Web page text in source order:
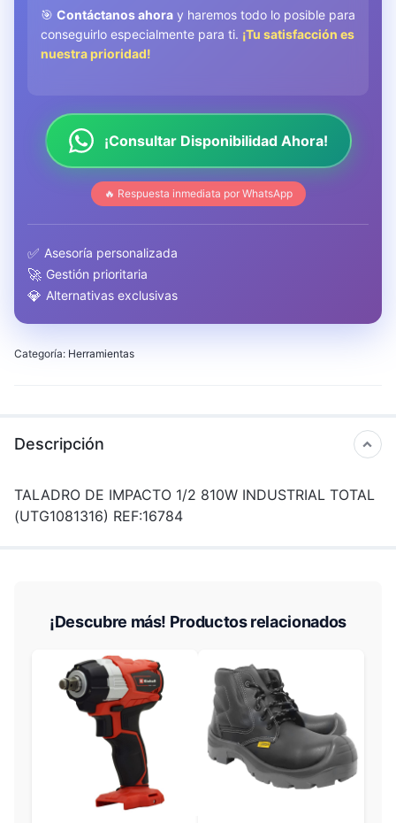
🎯 Contáctanos ahora y haremos todo lo posible para
conseguirlo especialmente para ti. ¡Tu satisfacción es
nuestra prioridad!
¡Consultar Disponibilidad Ahora!
🔥 Respuesta inmediata por WhatsApp
✅ Asesoría personalizada
🚀 Gestión prioritaria
💎 Alternativas exclusivas
Categoría: Herramientas
Descripción
TALADRO DE IMPACTO 1/2 810W INDUSTRIAL TOTAL
(UTG1081316) REF:16784
¡Descubre más! Productos relacionados